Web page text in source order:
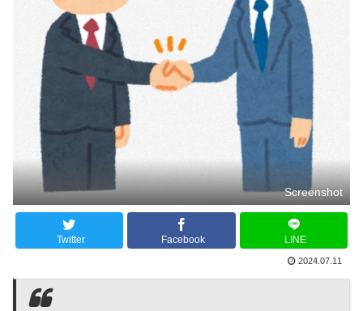
Screenshot
Twitter Facebook LINE
2024.07.11